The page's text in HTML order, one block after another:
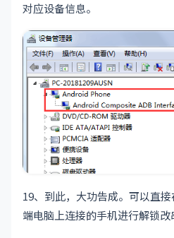
对应设备信息。
19、到此，大功告成。可以直
端电脑上连接的手机进行解锁改